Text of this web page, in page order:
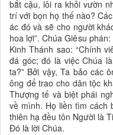
bắt cậu, lôi ra khỏi vườn
trí với bọn họ thế nào?
ác đó và sẽ cho người
hoa lợi”. Chúa Giêsu
Kinh Thánh sao: “Chính
đá góc; đó là việc Chúa
ta?” Bởi vậy, Ta bảo các
ông để trao cho dân tộc
Thượng tế và biệt phái
về mình. Họ liền tìm cách
thiên hạ đều tôn Người là
Ðó là lời Chúa.